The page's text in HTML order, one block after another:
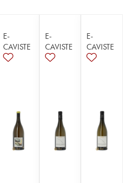
E-
CAVISTE
E-
CAVISTE
E-
CAVISTE